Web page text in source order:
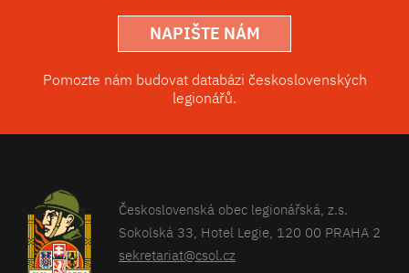
NAPIŠTE NÁM
Pomozte nám budovat databázi československých
legionářů.
Československá obec legionářská, z.s.
Sokolská 33, Hotel Legie, 120 00 PRAHA 2
sekretariat@csol.cz